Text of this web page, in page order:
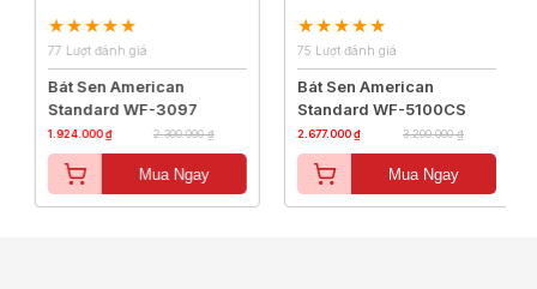
77 Lượt đánh giá
Bát Sen American
Standard WF-3097
1.924.000 ₫ 2.300.000 ₫
Mua Ngay
75 Lượt đánh giá
Bát Sen American
Standard WF-5100CS
2.677.000 ₫ 3.200.000 ₫
Mua Ngay